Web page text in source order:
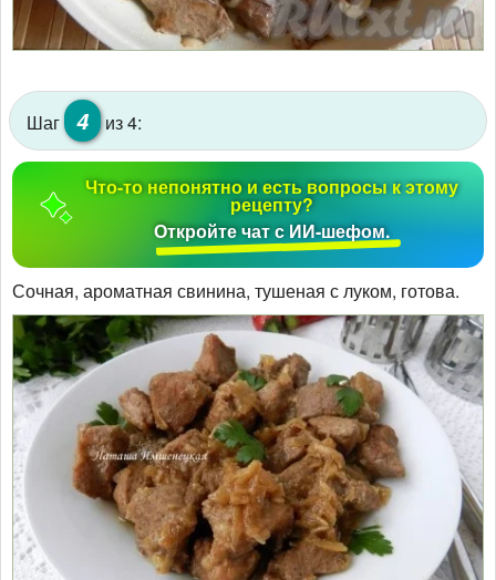
Шаг 4 из 4:
Что-то непонятно и есть вопросы к этому
рецепту?
Откройте чат с ИИ-шефом.
Сочная, ароматная свинина, тушеная с луком, готова.